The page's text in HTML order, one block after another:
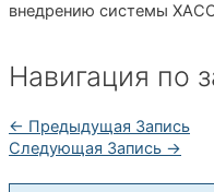
внедрению системы
Навигация по
← Предыдущая Запись
Следующая Запись →